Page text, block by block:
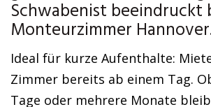
Schwabenist beeindruckt
Monteurzimmer
Ideal für kurze Aufenthalte:
Zimmer bereits ab einem Tag.
Tage oder mehrere Monate